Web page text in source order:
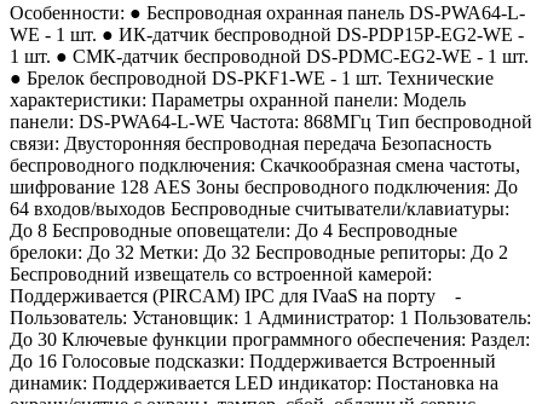
Особенности: ● Беспроводная охранная панель DS-PWA64-L-
WE - 1 шт. ● ИК-датчик беспроводной DS-PDP15P-EG2-WE -
1 шт. ● СМК-датчик беспроводной DS-PDMC-EG2-WE - 1 шт.
● Брелок беспроводной DS-PKF1-WE - 1 шт. Технические
характеристики: Параметры охранной панели: Модель
панели: DS-PWA64-L-WE Частота: 868МГц Тип беспроводной
связи: Двусторонняя беспроводная передача Безопасность
беспроводного подключения: Скачкообразная смена частоты,
шифрование 128 AES Зоны беспроводного подключения: До
64 входов/выходов Беспроводные считыватели/клавиатуры:
До 8 Беспроводные оповещатели: До 4 Беспроводные
брелоки: До 32 Метки: До 32 Беспроводные репиторы: До 2
Беспроводний извещатель со встроенной камерой:
Поддерживается (PIRCAM) IPC для IVaaS на порту -
Пользователь: Установщик: 1 Администратор: 1 Пользователь:
До 30 Ключевые функции программного обеспечения: Раздел:
До 16 Голосовые подсказки: Поддерживается Встроенный
динамик: Поддерживается LED индикатор: Постановка на